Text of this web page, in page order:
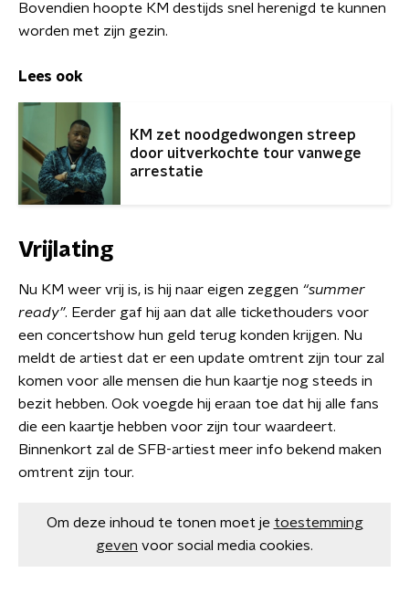
Bovendien hoopte KM destijds snel herenigd te kunnen
worden met zijn gezin.
Lees ook
KM zet noodgedwongen streep
door uitverkochte tour vanwege
arrestatie
Vrijlating
Nu KM weer vrij is, is hij naar eigen zeggen “summer
ready”. Eerder gaf hij aan dat alle tickethouders voor
een concertshow hun geld terug konden krijgen. Nu
meldt de artiest dat er een update omtrent zijn tour zal
komen voor alle mensen die hun kaartje nog steeds in
bezit hebben. Ook voegde hij eraan toe dat hij alle fans
die een kaartje hebben voor zijn tour waardeert.
Binnenkort zal de SFB-artiest meer info bekend maken
omtrent zijn tour.
Om deze inhoud te tonen moet je toestemming
geven voor social media cookies.